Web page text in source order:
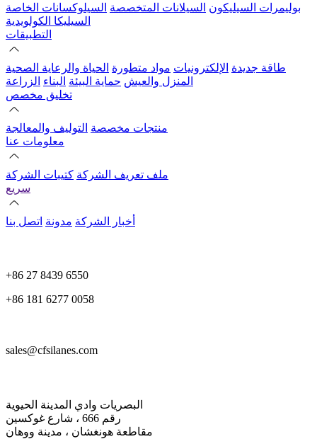
بوليمرات السيليكون السيلانات المتخصصة السيلوكسانات الخاصة
السيليكا الكولويدية
التطبيقات
طاقة جديدة الإلكترونيات مواد متطورة الحياة والرعاية الصحية
المنزل والعيش حماية البيئة البناء الزراعة
تخليق مخصص
منتجات مخصصة التوليف والمعالجة
معلومات عنا
ملف تعريف الشركة كتيبات الشركة
سريع
أخبار الشركة مدونة اتصل بنا
+86 27 8439 6550
+86 181 6277 0058
sales@cfsilanes.com
البصريات وادي المدينة الحيوية
رقم 666 ، شارع غوكسين
مقاطعة هونغشان ، مدينة ووهان